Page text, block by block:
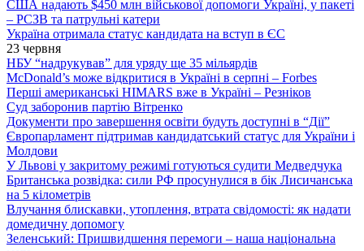
США надають $450 млн військової допомоги Україні, у пакеті
– РСЗВ та патрульні катери
Україна отримала статус кандидата на вступ в ЄС
23 червня
НБУ “надрукував” для уряду ще 35 мільярдів
McDonald’s може відкритися в Україні в серпні – Forbes
Перші американські HIMARS вже в Україні – Резніков
Суд заборонив партію Вітренко
Документи про завершення освіти будуть доступні в “Дії”
Європарламент підтримав кандидатський статус для України і
Молдови
У Львові у закритому режимі готуються судити Медведчука
Британська розвідка: сили РФ просунулися в бік Лисичанська
на 5 кілометрів
Влучання блискавки, утоплення, втрата свідомості: як надати
домедичну допомогу
Зеленський: Пришвидшення перемоги – наша національна